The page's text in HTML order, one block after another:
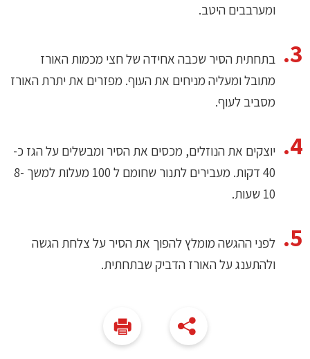
ומערבבים היטב.
בתחתית הסיר שכבה אחידה של חצי מכמות האורז
מתובל ומעליה מניחים את העוף. מפזרים את יתרת האורז
מסביב לעוף.
יוצקים את הנוזלים, מכסים את הסיר ומבשלים על הגז כ-
40 דקות. מעבירים לתנור שחומם ל 100 מעלות למשך 8-
10 שעות.
לפני ההגשה מומלץ להפוך את הסיר על צלחת הגשה
ולהתענג על האורז הדביק שבתחתית.